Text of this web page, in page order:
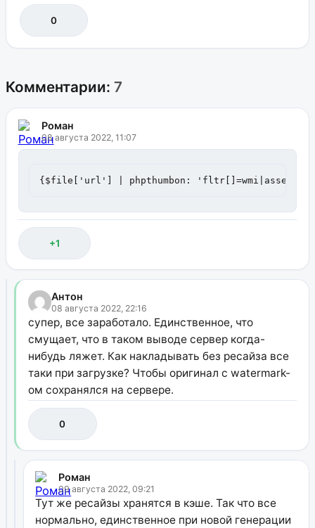
0
Комментарии: 7
Роман
08 августа 2022, 11:07
{$file['url'] | phpthumbon: 'fltr[]=wmi|assets/wm/
+1
Антон
08 августа 2022, 22:16
супер, все заработало. Единственное, что
смущает, что в таком выводе сервер когда-
нибудь ляжет. Как накладывать без ресайза все
таки при загрузке? Чтобы оригинал с watermark-
ом сохранялся на сервере.
0
Роман
09 августа 2022, 09:21
Тут же ресайзы хранятся в кэше. Так что все
нормально, единственное при новой генерации